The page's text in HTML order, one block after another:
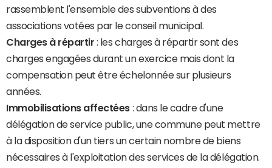
rassemblent l'ensemble des subventions à des
associations votées par le conseil municipal.
Charges à répartir : les charges à répartir sont des
charges engagées durant un exercice mais dont la
compensation peut être échelonnée sur plusieurs
années.
Immobilisations affectées : dans le cadre d'une
délégation de service public, une commune peut mettre
à la disposition d'un tiers un certain nombre de biens
nécessaires à l'exploitation des services de la délégation.